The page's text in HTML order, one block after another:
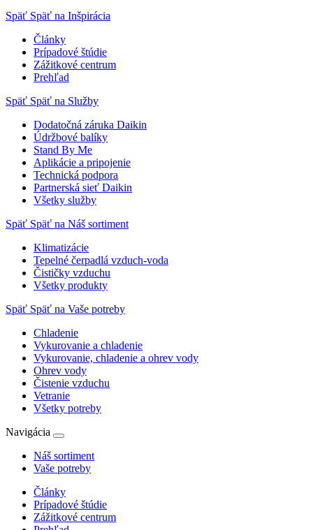
Späť Späť na Inšpirácia
Články
Prípadové štúdie
Zážitkové centrum
Prehľad
Späť Späť na Služby
Dodatočná záruka Daikin
Údržbové balíky
Stand By Me
Aplikácie a pripojenie
Technická podpora
Partnerská sieť Daikin
Všetky služby
Späť Späť na Náš sortiment
Klimatizácie
Tepelné čerpadlá vzduch-voda
Čističky vzduchu
Všetky produkty
Späť Späť na Vaše potreby
Chladenie
Vykurovanie a chladenie
Vykurovanie, chladenie a ohrev vody
Ohrev vody
Čistenie vzduchu
Vetranie
Všetky potreby
Navigácia
Náš sortiment
Vaše potreby
Články
Prípadové štúdie
Zážitkové centrum